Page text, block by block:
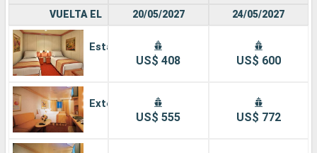
VUELTA EL
Estándar
Exterior
20/05/2027
US$ 408
US$ 555
24/05/2027
US$ 600
US$ 772